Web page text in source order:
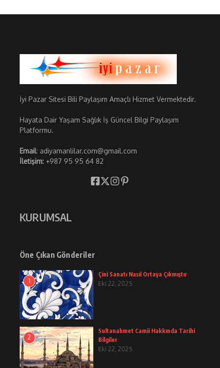
İyi Pazar Sitesi Bili Paylaşım Amaçlı Hizmet Vermektedir.
Hayata Dair Yaşam Sağlık İş Güncel Bilgi Paylaşım
Platformu.
Email: adiyamanlilar.com@gmail.com
İletişim: +987 95 95 64 82
KURUMSAL
Öne Çıkan Gönderiler
1
Çini Sanatı Nasıl Ortaya Çıkmıştır
Eki 22, 2025
2
Sultanahmet Camii Hakkında Tarihi
Bilgiler
Eki 22, 2025